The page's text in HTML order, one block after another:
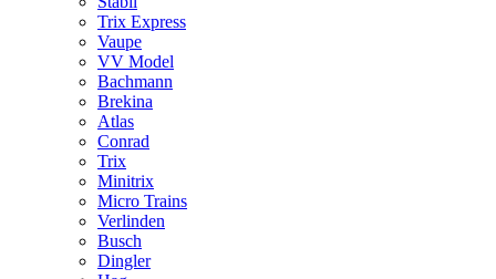
Trix Express
Vaupe
VV Model
Bachmann
Brekina
Atlas
Conrad
Trix
Minitrix
Micro Trains
Verlinden
Busch
Dingler